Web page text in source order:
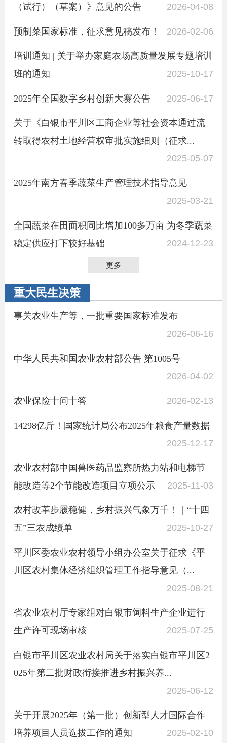
（试行）（草案）》意见的公告
2026-04-08
预制菜国家标准，征求意见稿发布！ 2026-02-06
培训通知 | 关于举办家庭农场高质量发展专题培训
班的通知
2025-10-17
2025年全国数字乡村创新大赛公告 2025-06-17
关于《白银市平川区工商企业等社会资本通过流
转取得农村土地经营权审批实施细则（征求...
2025-05-07
2025年南方春季蔬菜生产管理技术指导意见
2025-03-21
全国蔬菜在田面积同比增加100多万亩 为冬季蔬菜
稳定供应打下较好基础
2024-12-23
更多
重大民生决策
事关农业生产等，一批重要国家标准发布
2026-06-16
中华人民共和国农业农村部公告 第1005号
2026-04-02
农业保险十问十答 2026-02-13
14298亿斤！国家统计局公布2025年粮食产量数据
2025-12-17
农业农村部中国兽医药品监察所热力站和电梯节
能改造等2个节能改造项目立项公示
2025-11-03
农村改革步履稳健，乡村振兴气象万千！｜“十四
五”三农成绩单
2025-10-27
平川区委农业农村领导小组办公室关于征求《平
川区农村集体经济组织管理工作指导意见（...
2025-08-21
省农业农村厅专家组对白银市饲料生产企业进行
生产许可现场审核
2025-07-25
白银市平川区农业农村局关于落实白银市平川区2
025年第二批财政衔接推进乡村振兴养...
2025-06-12
关于开展2025年（第一批）创新型人才国际合作
培养项目人员选拔工作的通知
2025-02-10